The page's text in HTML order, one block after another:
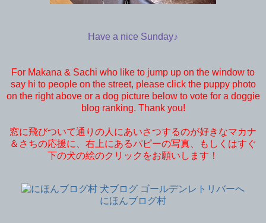
Have a nice Sunday♪
For Makana & Sachi who like to jump up on the window to
say hi to people on the street, please click the puppy photo
on the right above or a dog picture below to vote for a doggie
blog ranking. Thank you!
窓に飛びついて通りの人にあいさつするのが好きなマカナ
＆さちの応援に、右上にあるパピーの写真、もしくはすぐ
下の犬の絵のクリックをお願いします！
にほんブログ村